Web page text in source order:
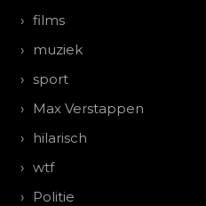
films
muziek
sport
Max Verstappen
hilarisch
wtf
Politie